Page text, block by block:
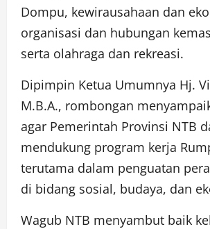
Dompu, kewirausahaan dan
organisasi dan hubungan
serta olahraga dan rekreasi.
Dipimpin Ketua Umumnya Hj.
M.B.A., rombongan
agar Pemerintah Provinsi NTB
mendukung program kerja
terutama dalam penguatan
di bidang sosial, budaya, dan
Wagub NTB menyambut baik